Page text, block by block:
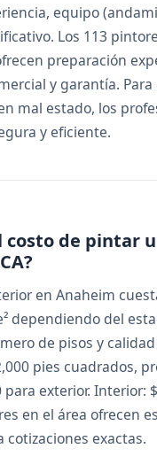
equipo
Los 113
preparación
y garantía. Para
mal estado, los
y eficiente.
costo de pintar
en Anaheim
dependiendo del
de pisos y
pies cuadrados,
para exterior. Interior:
en el área ofrecen
cotizaciones exactas.